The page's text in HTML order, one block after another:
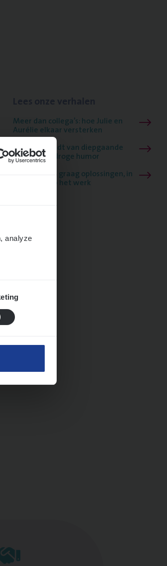
analyze
Meer dan collega’s: hoe Julie en
Aurélie elkaar versterken
Mathias houdt van diepgaande
dossiers én droge humor
Thalia zoekt graag oplossingen, in
games én op het werk